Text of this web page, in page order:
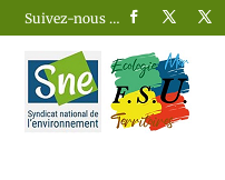
Suivez-nous …